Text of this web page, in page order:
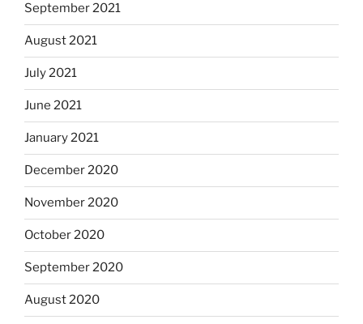
September 2021
August 2021
July 2021
June 2021
January 2021
December 2020
November 2020
October 2020
September 2020
August 2020